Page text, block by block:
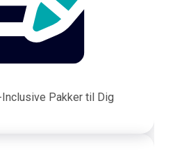
Pakker til Dig